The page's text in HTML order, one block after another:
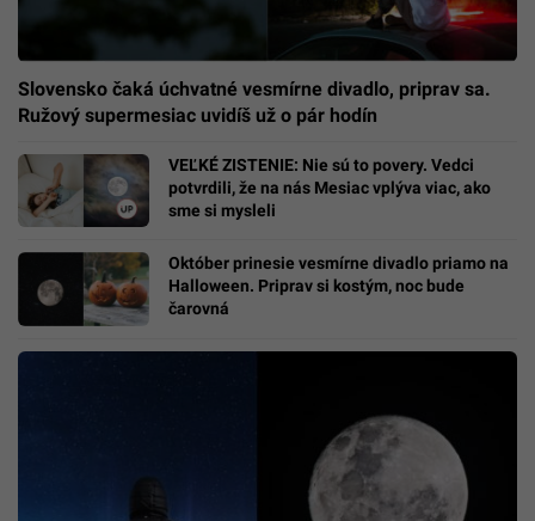
Slovensko čaká úchvatné vesmírne divadlo, priprav sa.
Ružový supermesiac uvidíš už o pár hodín
VEĽKÉ ZISTENIE: Nie sú to povery. Vedci
potvrdili, že na nás Mesiac vplýva viac, ako
sme si mysleli
Október prinesie vesmírne divadlo priamo na
Halloween. Priprav si kostým, noc bude
čarovná